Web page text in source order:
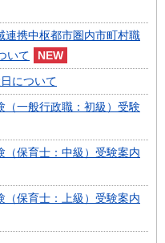
携中枢都市圏内市町村職
いて
について
（一般行政職：初級）受験
保育士：中級）受験案内
保育士：上級）受験案内